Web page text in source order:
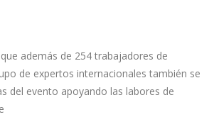
además de 254 trabajadores de
de expertos internacionales también se
del evento apoyando las labores de